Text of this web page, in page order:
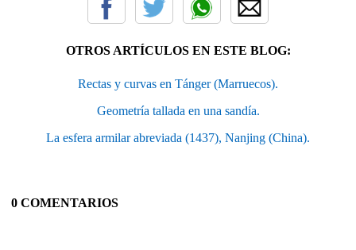
OTROS ARTÍCULOS EN ESTE BLOG:
Rectas y curvas en Tánger (Marruecos).
Geometría tallada en una sandía.
La esfera armilar abreviada (1437), Nanjing (China).
0 COMENTARIOS